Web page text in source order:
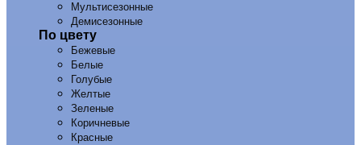
Мультисезонные
Демисезонные
По цвету
Бежевые
Белые
Голубые
Желтые
Зеленые
Коричневые
Красные